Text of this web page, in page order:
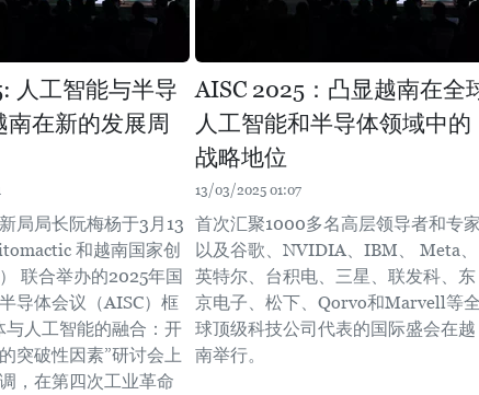
人工智能与半导
南在新的发展周
局局长阮梅杨于3月13
和越南国家创
联合举办的2025年国
导体会议（AISC）框
与人工智能的融合：开
突破性因素”研讨会上
，在第四次工业革命
AISC 2025：凸显越南在全
人工智能和半导体领域中的
战略地位
13/03/2025 01:07
首次汇聚1000多名高层领导者和专家
以及谷歌、NVIDIA、IBM、 Meta、
英特尔、台积电、三星、联发科、东
京电子、松下、Qorvo和Marvell等全
球顶级科技公司代表的国际盛会在越
南举行。